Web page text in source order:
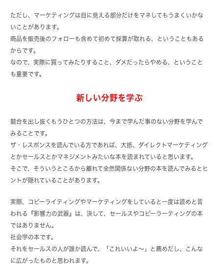
ただし、マーケティングは目に見える部分だけをマネしてもうまくいかな
いことがあります。
商品を販売後のフォローも含めて初めて採算が取れる、ということもある
からです。
なので、実際に買ってみたりすること、ダメだったらやめる、ということ
も重要です。
新しい分野を学ぶ
競合を出し抜くもうひとつの方法は、今まで学んだ事のない分野を学んで
みることです。
ザ・レスポンスを読んでいる方であれば、大抵、ダイレクトマーケティング
とかセールスとかマネジメントみたいな本を読まれていると思います。
そこで、そういうところから離れて全然関係ない分野の本を読んでみるとヒ
ントが隠れていることがあります。
実際、コピーライティングやマーケティングをしていると一度は読めと言
われる『影響力の武器』は、決して、セールスやコピーラーティングの本
ではありません。
社会学の本です。
それをセールスの人が誰か読んで、「これいいよ～」と薦めだし、こんな
に広がったものと思われます。